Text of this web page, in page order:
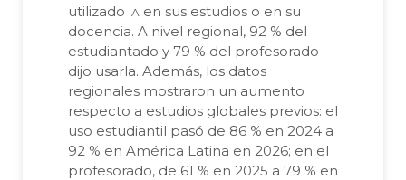
utilizado ia en sus estudios o en su
docencia. A nivel regional, 92 % del
estudiantado y 79 % del profesorado
dijo usarla. Además, los datos
regionales mostraron un aumento
respecto a estudios globales previos: el
uso estudiantil pasó de 86 % en 2024 a
92 % en América Latina en 2026; en el
profesorado, de 61 % en 2025 a 79 % en